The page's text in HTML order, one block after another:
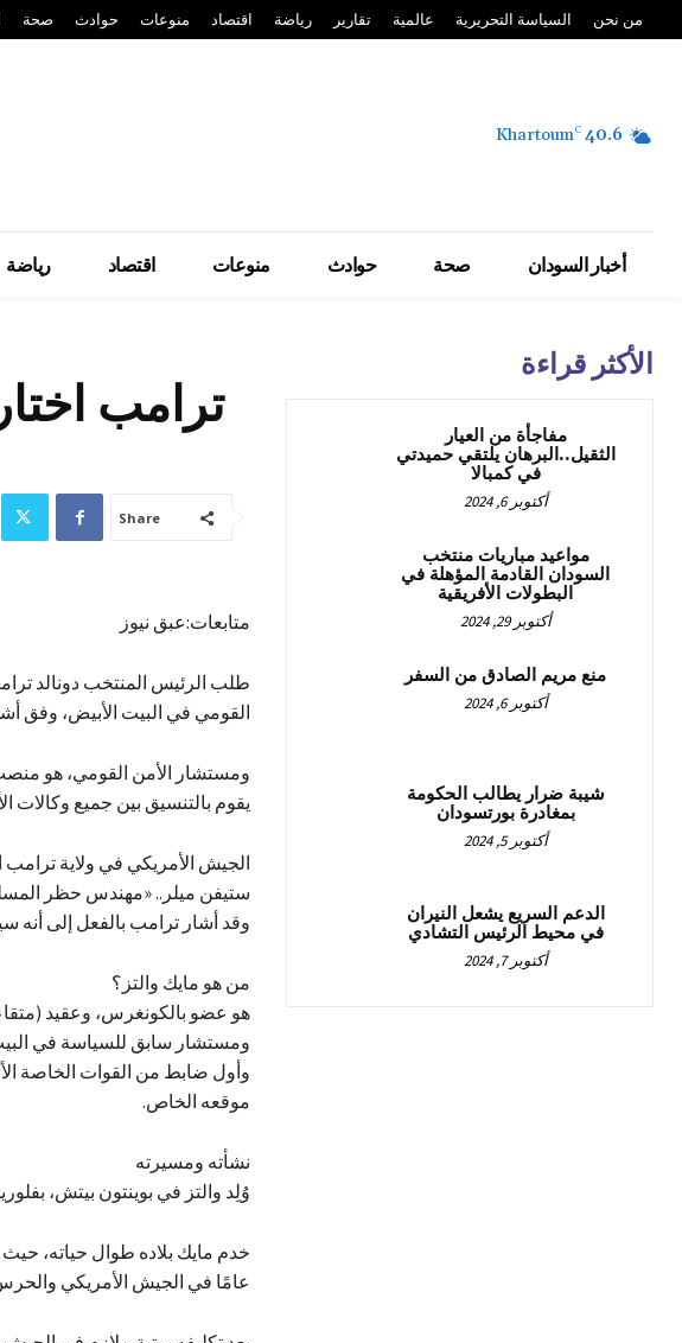
صحة حوادث منوعات اقتصاد رياضة تقارير عالمية السياسة التحريرية من نحن
40.6
C
Khartoum
أخبار السودان صحة حوادث منوعات اقتصاد رياضة
ترامب
Share
متابعات:عبق نيوز
طلب الرئيس المنتخب دونالد
القومي في البيت الأبيض، وفق
ومستشار الأمن القومي، هو
يقوم بالتنسيق بين جميع وكالات
الجيش الأمريكي في ولاية ترامب
ستيفن ميلر.. «مهندس حظر
وقد أشار ترامب بالفعل إلى أنه
من هو مايك والتز؟
هو عضو بالكونغرس، وعقيد
ومستشار سابق للسياسة في
وأول ضابط من القوات الخاصة
موقعه الخاص.
نشأته ومسيرته
وُلِد والتز في بوينتون بيتش،
عامًا في الجيش الأمريكي
الأكثر قراءة
مفاجأة من العيار
الثقيل..البرهان يلتقي حميدتي
في كمبالا
أكتوبر 6, 2024
مواعيد مباريات منتخب
السودان القادمة المؤهلة في
البطولات الأفريقية
أكتوبر 29, 2024
منع مريم الصادق من السفر
أكتوبر 6, 2024
شيبة ضرار يطالب الحكومة
بمغادرة بورتسودان
أكتوبر 5, 2024
الدعم السريع يشعل النيران
في محيط الرئيس التشادي
أكتوبر 7, 2024